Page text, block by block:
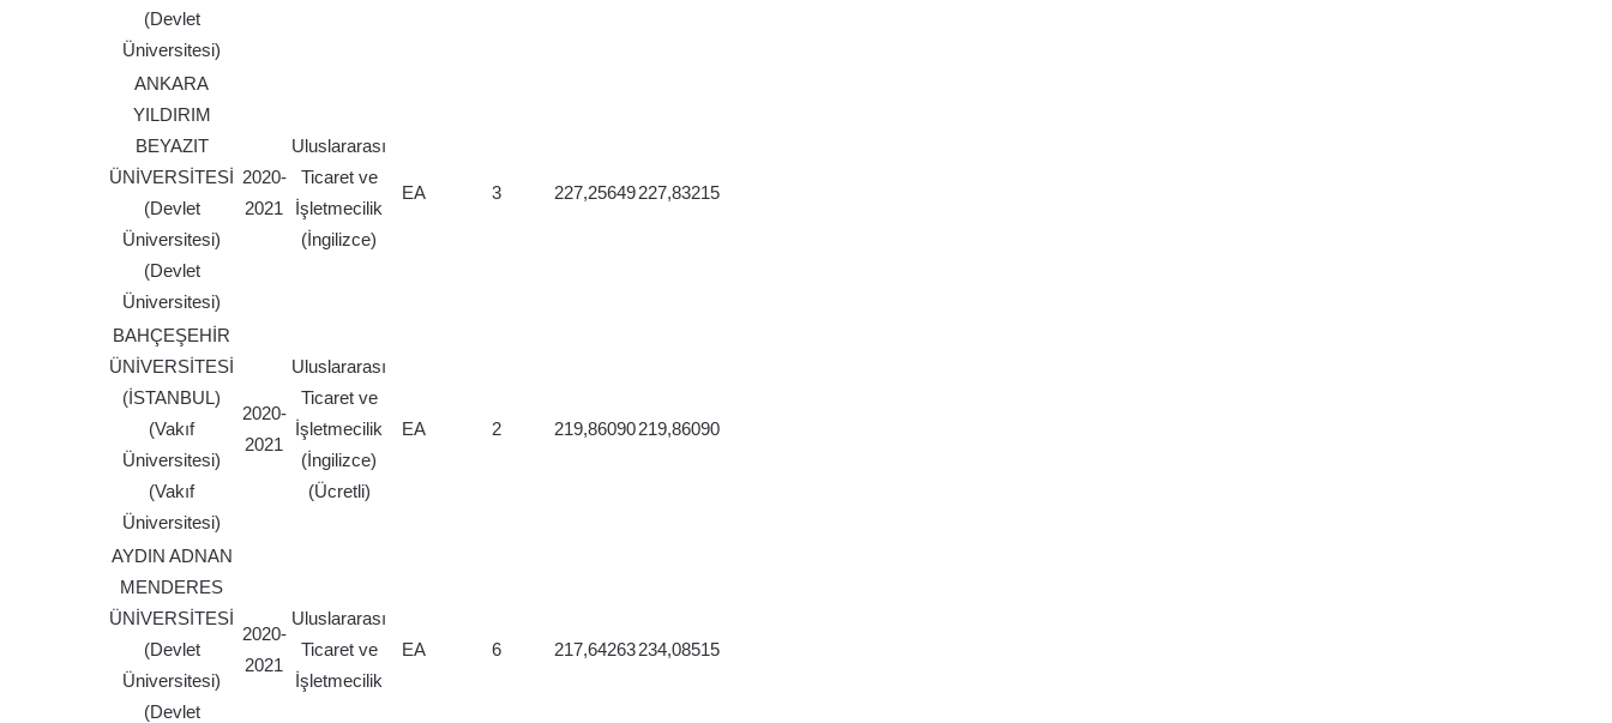
(Devlet
Üniversitesi)
ANKARA
YILDIRIM
BEYAZIT
ÜNİVERSİTESİ
(Devlet
Üniversitesi)
(Devlet
Üniversitesi)
2020-
2021
Uluslararası
Ticaret ve
İşletmecilik
(İngilizce)
EA 3 227,25649227,83215
BAHÇEŞEHİR
ÜNİVERSİTESİ
(İSTANBUL)
(Vakıf
Üniversitesi)
(Vakıf
Üniversitesi)
2020-
2021
Uluslararası
Ticaret ve
İşletmecilik
(İngilizce)
(Ücretli)
EA 2 219,86090219,86090
AYDIN ADNAN
MENDERES
ÜNİVERSİTESİ
(Devlet
Üniversitesi)
(Devlet
2020-
2021
Uluslararası
Ticaret ve
İşletmecilik
EA 6 217,64263234,08515